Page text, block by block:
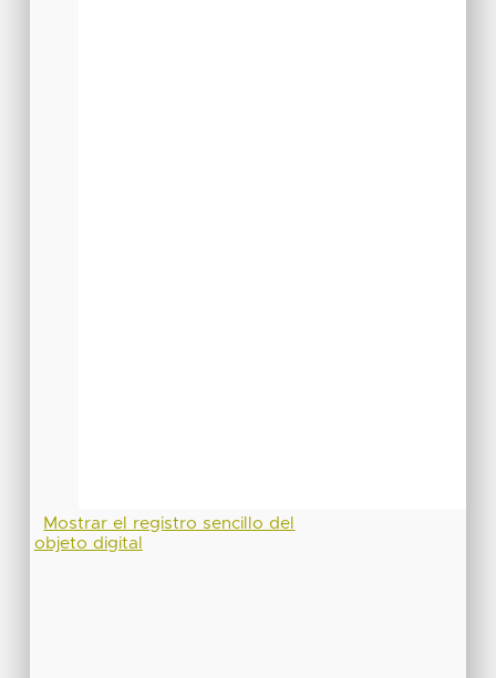
Mostrar el registro sencillo del
objeto digital